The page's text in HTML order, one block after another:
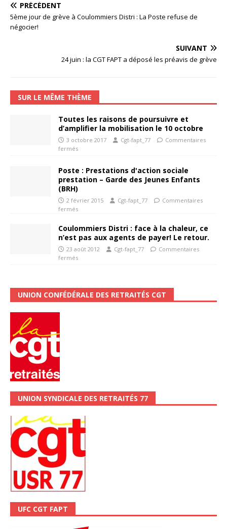
PRÉCÉDENT
5ème jour de grève à Coulommiers Distri : La Poste refuse de
négocier!
SUIVANT
24 juin : la CGT FAPT a déposé les préavis de grève
SUR LE MÊME THÈME
Toutes les raisons de poursuivre et
d’amplifier la mobilisation le 10 octobre
3 octobre 2017 Cgt-fapt_77
Commentaires
fermés
Poste : Prestations d'action sociale
prestation – Garde des Jeunes Enfants
(BRH)
2 février 2015 Cgt-fapt_77
Commentaires
fermés
Coulommiers Distri : face à la chaleur, ce
n’est pas aux agents de payer! Le retour.
23 août 2012 Cgt-fapt_77
Commentaires
fermés
UNION CONFÉDÉRALE DES RETRAITÉS CGT
UNION SYNDICALE DES RETRAITÉS 77
UFC CGT FAPT